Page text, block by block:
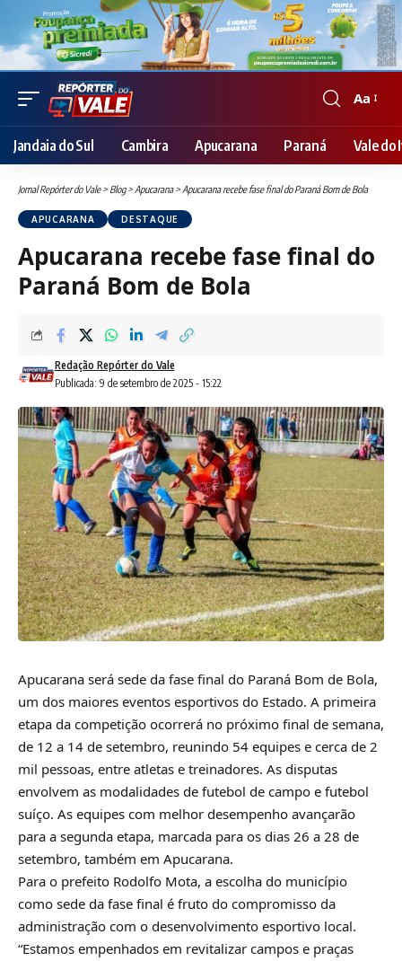
Font
Resizer
Aa
Jandaia do Sul Cambira Apucarana Paraná Vale do
Jornal Repórter do Vale> Blog>Apucarana>Apucarana recebe fase final do Paraná Bom de Bola
APUCARANA DESTAQUE
Apucarana recebe fase final do
Paraná Bom de Bola
Publicada: 9 de setembro de 2025 - 15:22
Redação Repórter do Vale
Apucarana será sede da fase final do Paraná Bom de Bola,
um dos maiores eventos esportivos do Estado. A primeira
etapa da competição ocorrerá no próximo final de semana,
de 12 a 14 de setembro, reunindo 54 equipes e cerca de 2
mil pessoas, entre atletas e treinadores. As disputas
envolvem as modalidades de futebol de campo e futebol
suíço. As equipes com melhor desempenho avançarão
para a segunda etapa, marcada para os dias 26 a 28 de
setembro, também em Apucarana.
Para o prefeito Rodolfo Mota, a escolha do município
como sede da fase final é fruto do compromisso da
administração com o desenvolvimento esportivo local.
“Estamos empenhados em revitalizar campos e praças